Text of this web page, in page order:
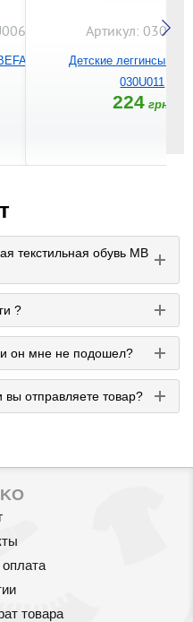
Артикул:
Детские леггинсы
030U011
224грн.
текстильная обувь MB
?
он мне не подошел?
отправляете товар?
товара